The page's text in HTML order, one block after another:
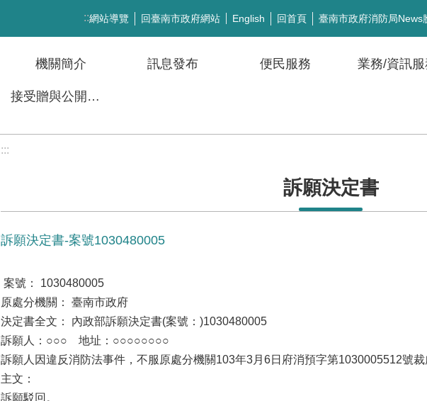
:::網站導覽 回臺南市政府網站 English 回首頁 臺南市政府消防局News
機關簡介 訊息發布 便民服務 業務/資訊服
接受贈與公開徵信
:::
訴願決定書
訴願決定書-案號1030480005
案號： 1030480005
原處分機關： 臺南市政府
決定書全文： 內政部訴願決定書(案號：)1030480005
訴願人：○○○ 地址：○○○○○○○○
訴願人因違反消防法事件，不服原處分機關103年3月6日府消預字第1030005512號
主文：
訴願駁回。